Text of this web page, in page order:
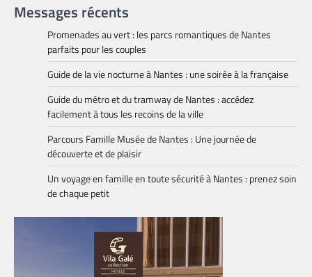
Messages récents
Promenades au vert : les parcs romantiques de Nantes
parfaits pour les couples
Guide de la vie nocturne à Nantes : une soirée à la française
Guide du métro et du tramway de Nantes : accédez
facilement à tous les recoins de la ville
Parcours Famille Musée de Nantes : Une journée de
découverte et de plaisir
Un voyage en famille en toute sécurité à Nantes : prenez soin
de chaque petit